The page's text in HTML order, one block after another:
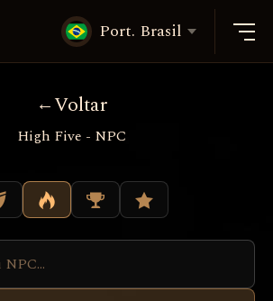
Port. Brasil
Voltar
High Five - NPC